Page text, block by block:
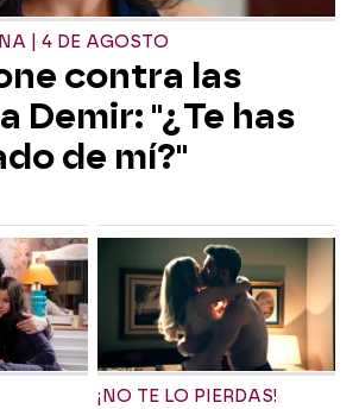
| 4 DE AGOSTO
contra las
Demir: "¿Te has
de mí?"
¡NO TE LO PIERDAS!